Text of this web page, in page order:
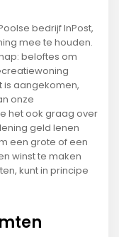
bedrijf InPost,
mee te houden.
beloftes om
is aangekomen,
onze
het ook graag over
geld lenen
een grote of een
winst te maken
kunt in principe